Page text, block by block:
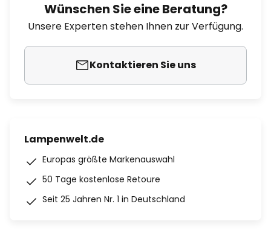
Wünschen Sie eine Beratung?
Unsere Experten stehen Ihnen zur Verfügung.
Kontaktieren Sie uns
Lampenwelt.de
Europas größte Markenauswahl
50 Tage kostenlose Retoure
Seit 25 Jahren Nr. 1 in Deutschland